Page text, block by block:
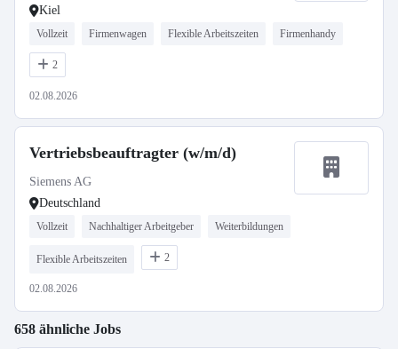
Kiel
Vollzeit Firmenwagen Flexible Arbeitszeiten Firmenhandy
2
02.08.2026
Vertriebsbeauftragter (w/m/d)
Siemens AG
Deutschland
Vollzeit Nachhaltiger Arbeitgeber Weiterbildungen
Flexible Arbeitszeiten 2
02.08.2026
658 ähnliche Jobs